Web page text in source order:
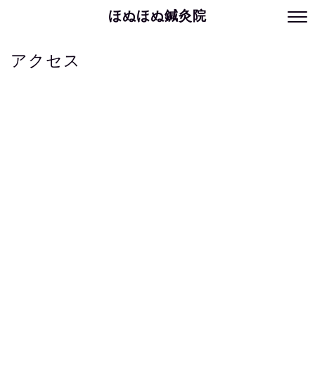
ほぬほぬ鍼灸院
アクセス